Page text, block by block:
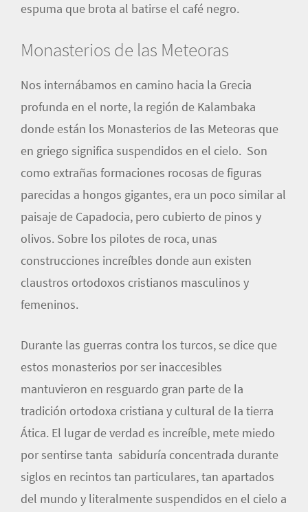
espuma que brota al batirse el café negro.
Monasterios de las Meteoras
Nos internábamos en camino hacia la Grecia
profunda en el norte, la región de Kalambaka
donde están los Monasterios de las Meteoras que
en griego significa suspendidos en el cielo. Son
como extrañas formaciones rocosas de figuras
parecidas a hongos gigantes, era un poco similar al
paisaje de Capadocia, pero cubierto de pinos y
olivos. Sobre los pilotes de roca, unas
construcciones increíbles donde aun existen
claustros ortodoxos cristianos masculinos y
femeninos.
Durante las guerras contra los turcos, se dice que
estos monasterios por ser inaccesibles
mantuvieron en resguardo gran parte de la
tradición ortodoxa cristiana y cultural de la tierra
Ática. El lugar de verdad es increíble, mete miedo
por sentirse tanta sabiduría concentrada durante
siglos en recintos tan particulares, tan apartados
del mundo y literalmente suspendidos en el cielo a